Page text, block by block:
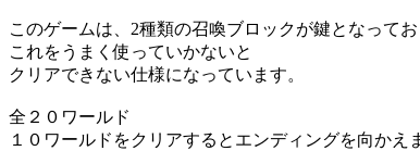
このゲームは、2種類の召喚ブロックが鍵となってお
これをうまく使っていかないと
クリアできない仕様になっています。
全２０ワールド
１０ワールドをクリアするとエンディングを向かえ